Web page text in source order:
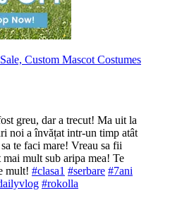
greu, dar a trecut! Ma uit la
noi a învățat intr-un timp atât
te faci mare! Vreau sa fii
mai mult sub aripa mea! Te
mult! #clasa1 #serbare #7ani
#rokolla